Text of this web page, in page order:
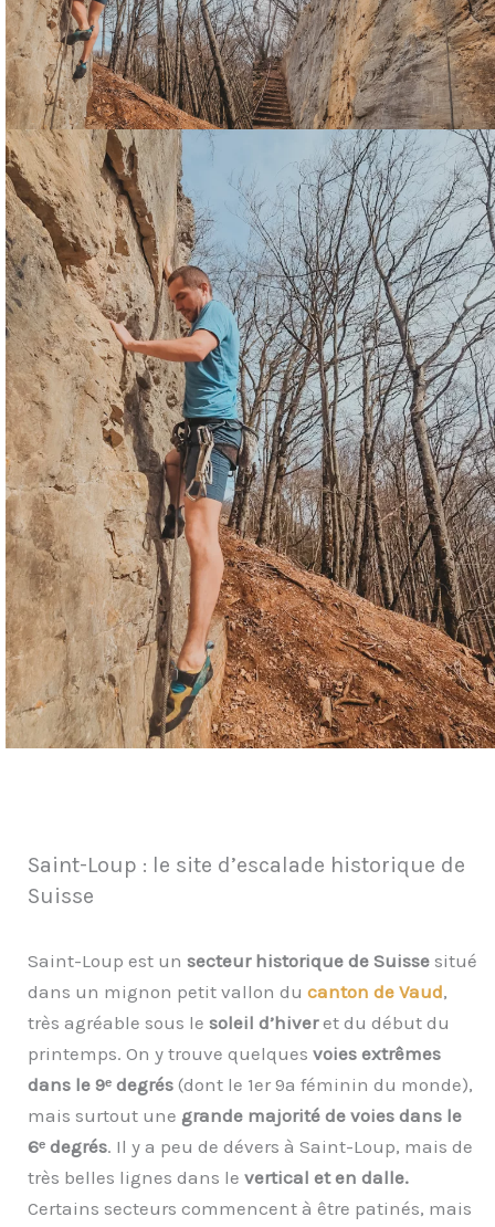
Saint-Loup : le site d’escalade historique de
Suisse
Saint-Loup est un secteur historique de Suisse situé
dans un mignon petit vallon du canton de Vaud,
très agréable sous le soleil d’hiveret du début du
printemps. On y trouve quelques voies extrêmes
dans le 9ᵉ degrés (dont le 1er 9a féminin du monde),
mais surtout une grande majorité de voies dans le
6ᵉ degrés. Il y a peu de dévers à Saint-Loup, mais de
très belles lignes dans le vertical et en dalle.
Certains secteurs commencent à être patinés, mais